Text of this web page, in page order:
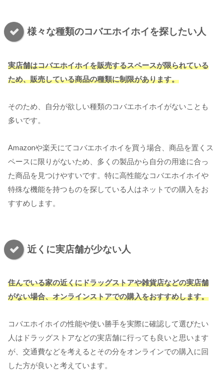
様々な種類のコバエホイホイを探したい人
実店舗はコバエホイホイを販売するスペースが限られている
ため、販売している商品の種類に制限があります。
そのため、自分が欲しい種類のコバエホイホイがないことも
多いです。
Amazonや楽天にてコバエホイホイを買う場合、商品を置くス
ペースに限りがないため、多くの製品から自分の用途に合っ
た商品を見つけやすいです。特に高性能なコバエホイホイや
特殊な機能を持つものを探している人はネットでの購入をお
すすめします。
近くに実店舗が少ない人
住んでいる家の近くにドラッグストアや雑貨店などの実店舗
がない場合、オンラインストアでの購入をおすすめします。
コバエホイホイの性能や使い勝手を実際に確認して選びたい
人はドラッグストアなどの実店舗に行っても良いと思います
が、交通費などを考えるとその分をオンラインでの購入に回
した方が良いと考えています。